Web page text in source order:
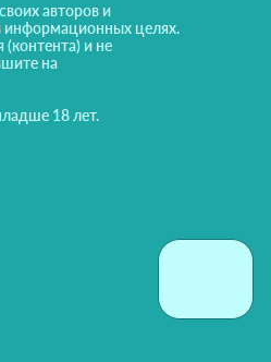
авторов и
информационных целях.
(контента) и не
на
18 лет.